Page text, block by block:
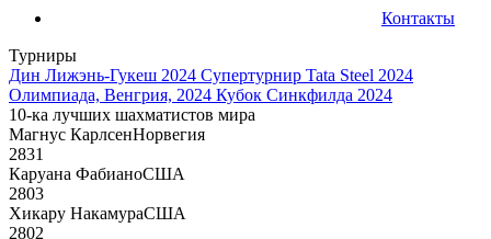
Контакты
Турниры
Дин Лижэнь-Гукеш 2024 Супертурнир Tata Steel 2024
Олимпиада, Венгрия, 2024 Кубок Синкфилда 2024
10-ка лучших шахматистов мира
Магнус КарлсенНорвегия
2831
Каруана ФабианоСША
2803
Хикару НакамураСША
2802